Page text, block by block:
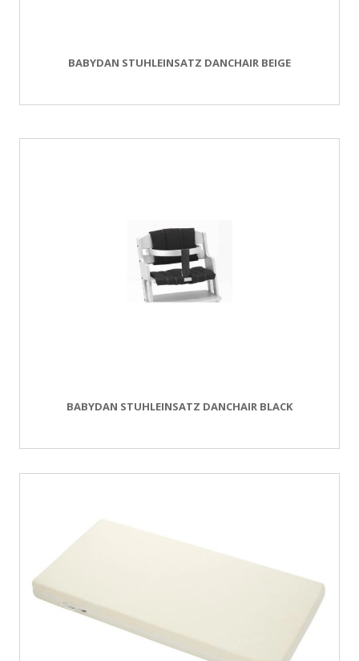
BABYDAN STUHLEINSATZ DANCHAIR BEIGE
BABYDAN STUHLEINSATZ DANCHAIR BLACK